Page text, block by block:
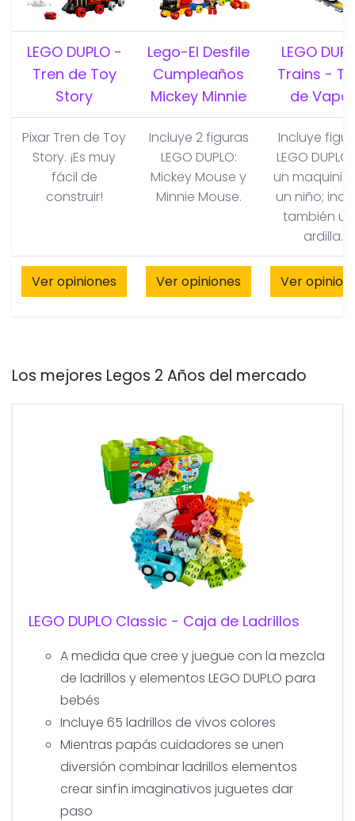
LEGO DUPLO -
Tren de Toy
Story
Lego-El Desfile
Cumpleaños
Mickey Minnie
LEGO
Trains -
de Vapor
Pixar Tren de Toy
Story. ¡Es muy
fácil de
construir!
Incluye 2 figuras
LEGO DUPLO:
Mickey Mouse y
Minnie Mouse.
Incluye
LEGO
un
un niño;
también
ardilla.
Ver opiniones Ver opiniones Ver
Los mejores Legos 2 Años del mercado
LEGO DUPLO Classic - Caja de Ladrillos
A medida que cree y juegue con la mezcla
de ladrillos y elementos LEGO DUPLO para
bebés
Incluye 65 ladrillos de vivos colores
Mientras papás cuidadores se unen
diversión combinar ladrillos elementos
crear sinfín imaginativos juguetes dar
paso